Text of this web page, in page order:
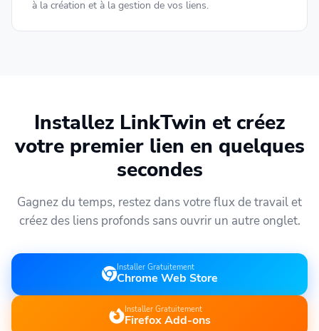
à la création et à la gestion de vos liens.
Installez LinkTwin et créez
votre premier lien en quelques
secondes
Gagnez du temps, restez dans votre flux de travail et
créez des liens profonds sans ouvrir un autre onglet.
Installer Gratuitement
Chrome Web Store
Installer Gratuitement
Firefox Add-ons